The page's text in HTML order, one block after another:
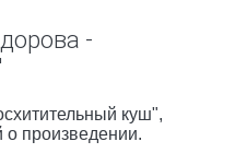
-
куш",
произведении.